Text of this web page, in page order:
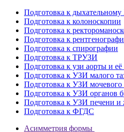
Подготовка к
Подготовка к колоноскопии
Подготовка к
Подготовка к
Подготовка к спирографии
Подготовка к ТРУЗИ
Подготовка к узи аорты и её
Подготовка к УЗИ малого
Подготовка к УЗИ мочевого
Подготовка к УЗИ органов
Подготовка к УЗИ печени и
Подготовка к ФГДС
Асимметрия формы